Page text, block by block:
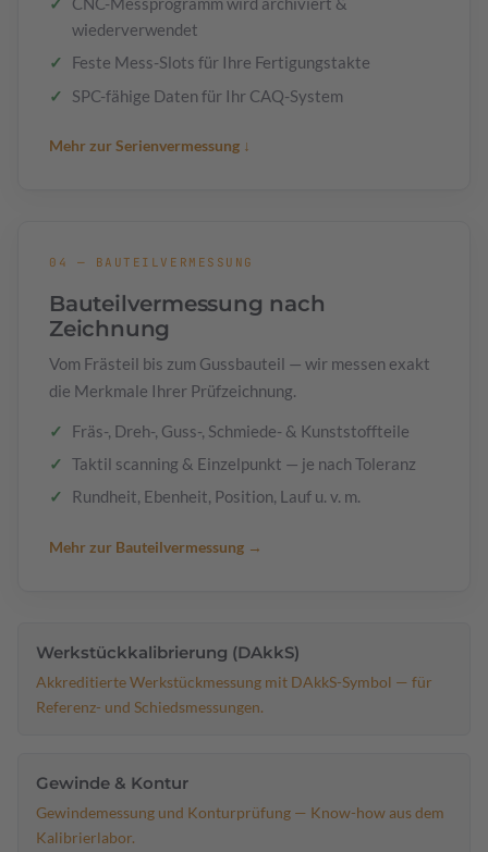
wiederverwendet
Feste Mess-Slots für Ihre Fertigungstakte
SPC-fähige Daten für Ihr CAQ-System
Mehr zur Serienvermessung ↓
04 — BAUTEILVERMESSUNG
Bauteilvermessung nach
Zeichnung
Vom Frästeil bis zum Gussbauteil — wir messen exakt
die Merkmale Ihrer Prüfzeichnung.
Fräs-, Dreh-, Guss-, Schmiede- & Kunststoffteile
Taktil scanning & Einzelpunkt — je nach Toleranz
Rundheit, Ebenheit, Position, Lauf u. v. m.
Mehr zur Bauteilvermessung →
Werkstückkalibrierung (DAkkS)
Akkreditierte Werkstückmessung mit DAkkS-Symbol — für
Referenz- und Schiedsmessungen.
Gewinde & Kontur
Gewindemessung und Konturprüfung — Know-how aus dem
Kalibrierlabor.